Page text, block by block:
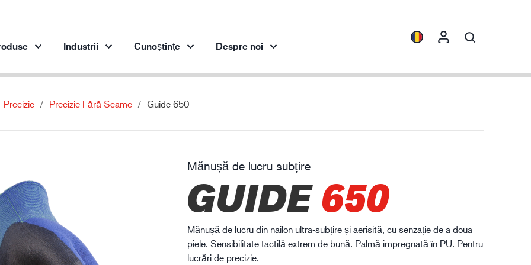
Industria ingineriei
Industria de petrol și gaze
Construcții
Logistică
HXFIBR™
SPARX™
XLNT™
Industrii
Industria ingineriei
Cunoștințe Despre noi
Precizie Precizie Fără Scame Guide 650
Mănușă de lucru subțire
GUIDE650
Mănușă de lucru din nailon ultra-subțire și aerisită, cu senzație de a doua
piele. Sensibilitate tactilă extrem de bună. Palmă impregnată în PU. Pentru
lucrări de precizie.